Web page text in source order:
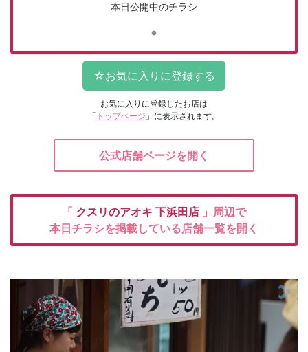
本日公開中のチラシ
お気に入りに登録したお店は
「 トップページ 」に表示されます。
公式店舗ページを開く
「 クスリのアオキ 下浜田店 」周辺で
本日チラシを掲載している店舗一覧を開く